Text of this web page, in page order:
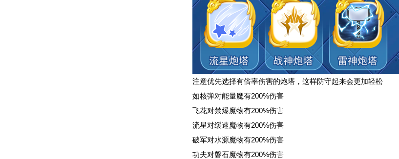
注意优先选择有倍率伤害的炮塔，这样防守起来会更加轻松
如核弹对能量魔有200%伤害
飞花对禁爆魔物有200%伤害
流星对缓速魔物有200%伤害
破军对水源魔物有200%伤害
功夫对磐石魔物有200%伤害